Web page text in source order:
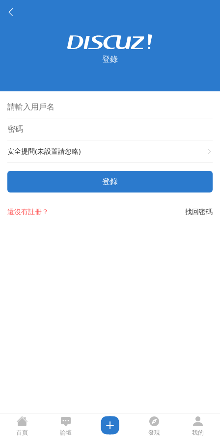
登錄
安全提問(未設置請忽略)
登錄
找回密碼
還沒有註冊？
首頁 論壇 發現 我的